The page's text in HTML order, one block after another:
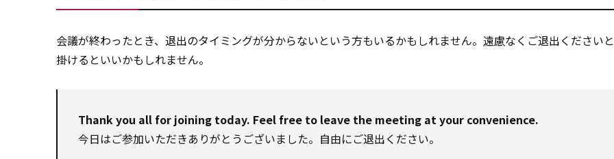
会議が終わったとき、退出のタイミングが分からないという方もいるかもしれません。 遠慮なくご退出ください
掛けるといいかもしれません。
Thank you all for joining today. Feel free to leave the meeting at your convenience.
今日はご参加いただきありがとうございました。自由にご退出ください。